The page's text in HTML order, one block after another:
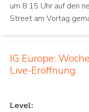
um 8:15 Uhr auf den
Street am Vortag
IG Europe:
Live-Eröffnung
Level: